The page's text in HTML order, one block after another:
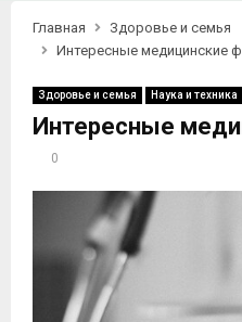
Главная
Здоровье и семья
Интересные медицинские
Здоровье и семья Наука и техника
Интересные
0